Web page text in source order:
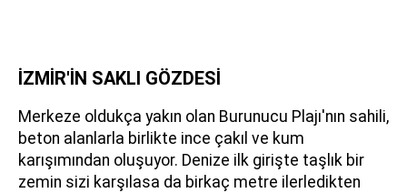
İZMİR'İN SAKLI GÖZDESİ
Merkeze oldukça yakın olan Burunucu Plajı'nın sahili,
beton alanlarla birlikte ince çakıl ve kum
karışımından oluşuyor. Denize ilk girişte taşlık bir
zemin sizi karşılasa da birkaç metre ilerledikten